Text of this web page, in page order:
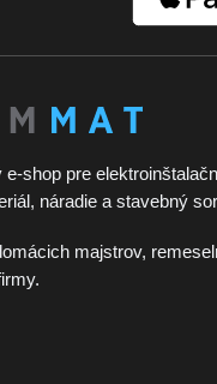
shop pre
náradie a stavebný
majstrov,